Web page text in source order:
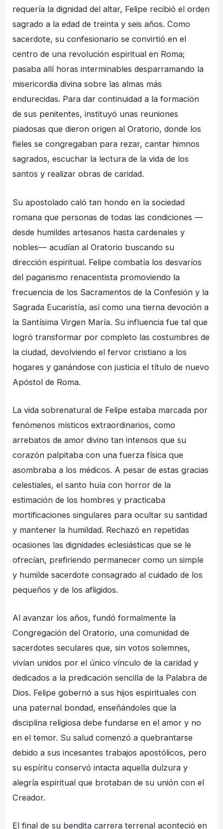
requería la dignidad del altar, Felipe recibió el orden
sagrado a la edad de treinta y seis años. Como
sacerdote, su confesionario se convirtió en el
centro de una revolución espiritual en Roma;
pasaba allí horas interminables desparramando la
misericordia divina sobre las almas más
endurecidas. Para dar continuidad a la formación
de sus penitentes, instituyó unas reuniones
piadosas que dieron origen al Oratorio, donde los
fieles se congregaban para rezar, cantar himnos
sagrados, escuchar la lectura de la vida de los
santos y realizar obras de caridad.
Su apostolado caló tan hondo en la sociedad
romana que personas de todas las condiciones —
desde humildes artesanos hasta cardenales y
nobles— acudían al Oratorio buscando su
dirección espiritual. Felipe combatía los desvaríos
del paganismo renacentista promoviendo la
frecuencia de los Sacramentos de la Confesión y la
Sagrada Eucaristía, así como una tierna devoción a
la Santísima Virgen María. Su influencia fue tal que
logró transformar por completo las costumbres de
la ciudad, devolviendo el fervor cristiano a los
hogares y ganándose con justicia el título de nuevo
Apóstol de Roma.
La vida sobrenatural de Felipe estaba marcada por
fenómenos místicos extraordinarios, como
arrebatos de amor divino tan intensos que su
corazón palpitaba con una fuerza física que
asombraba a los médicos. A pesar de estas gracias
celestiales, el santo huía con horror de la
estimación de los hombres y practicaba
mortificaciones singulares para ocultar su santidad
y mantener la humildad. Rechazó en repetidas
ocasiones las dignidades eclesiásticas que se le
ofrecían, prefiriendo permanecer como un simple
y humilde sacerdote consagrado al cuidado de los
pequeños y de los afligidos.
Al avanzar los años, fundó formalmente la
Congregación del Oratorio, una comunidad de
sacerdotes seculares que, sin votos solemnes,
vivían unidos por el único vínculo de la caridad y
dedicados a la predicación sencilla de la Palabra de
Dios. Felipe gobernó a sus hijos espirituales con
una paternal bondad, enseñándoles que la
disciplina religiosa debe fundarse en el amor y no
en el temor. Su salud comenzó a quebrantarse
debido a sus incesantes trabajos apostólicos, pero
su espíritu conservó intacta aquella dulzura y
alegría espiritual que brotaban de su unión con el
Creador.
El final de su bendita carrera terrenal aconteció en